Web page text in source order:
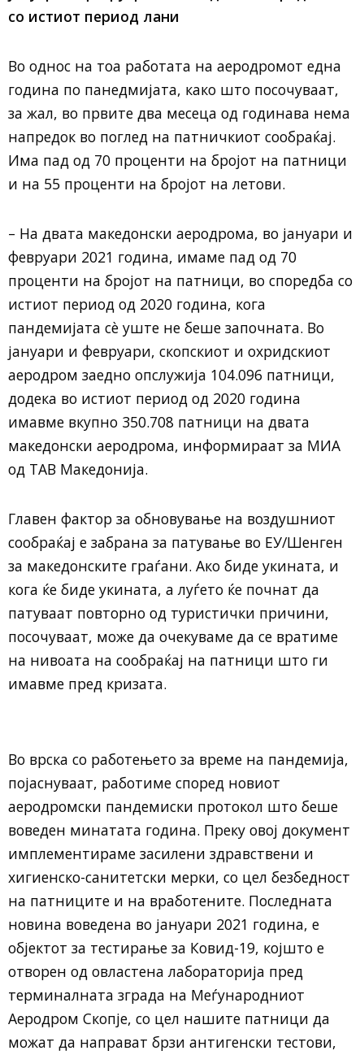
со истиот период лани
Во однос на тоа работата на аеродромот една
година по панедмијата, како што посочуваат,
за жал, во првите два месеца од годинава нема
напредок во поглед на патничкиот сообраќај.
Има пад од 70 проценти на бројот на патници
и на 55 проценти на бројот на летови.
– На двата македонски аеродрома, во јануари и
февруари 2021 година, имаме пад од 70
проценти на бројот на патници, во споредба со
истиот период од 2020 година, кога
пандемијата сè уште не беше започната. Во
јануари и февруари, скопскиот и охридскиот
аеродром заедно опслужија 104.096 патници,
додека во истиот период од 2020 година
имавме вкупно 350.708 патници на двата
македонски аеродрома, информираат за МИА
од ТАВ Македонија.
Главен фактор за обновување на воздушниот
сообраќај е забрана за патување во ЕУ/Шенген
за македонските граѓани. Ако биде укината, и
кога ќе биде укината, а луѓето ќе почнат да
патуваат повторно од туристички причини,
посочуваат, може да очекуваме да се вратиме
на нивоата на сообраќај на патници што ги
имавме пред кризата.
Во врска со работењето за време на пандемија,
појаснуваат, работиме според новиот
аеродромски пандемиски протокол што беше
воведен минатата година. Преку овој документ
имплементираме засилени здравствени и
хигиенско-санитетски мерки, со цел безбедност
на патниците и на вработените. Последната
новина воведена во јануари 2021 година, е
објектот за тестирање за Ковид-19, којшто е
отворен од овластена лабораторија пред
терминалната зграда на Меѓународниот
Аеродром Скопје, со цел нашите патници да
можат да направат брзи антигенски тестови,